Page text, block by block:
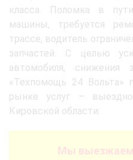
класса. Поломка в
машины, требуется
трассе, водитель
запчастей. С целью
автомобиля, снижения
«Техпомощь 24 Вольта»
рынке услуг –
Кировской области.
Мы